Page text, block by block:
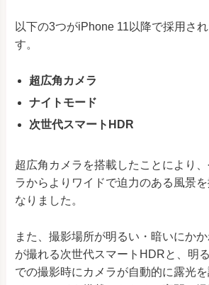
以下の3つがiPhone 11以降で採用さ
す。
超広角カメラ
ナイトモード
次世代スマートHDR
超広角カメラを搭載したことにより
ラからよりワイドで迫力のある風景
なりました。
また、撮影場所が明るい・暗いにか
が撮れる次世代スマートHDRと、明
での撮影時にカメラが自動的に露光